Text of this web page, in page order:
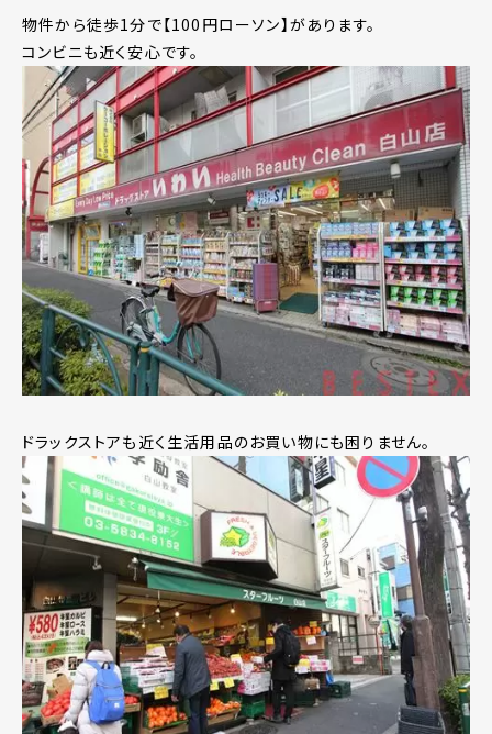
物件から徒歩1分で【100円ローソン】があります。
コンビニも近く安心です。
ドラックストアも近く生活用品のお買い物にも困りません。